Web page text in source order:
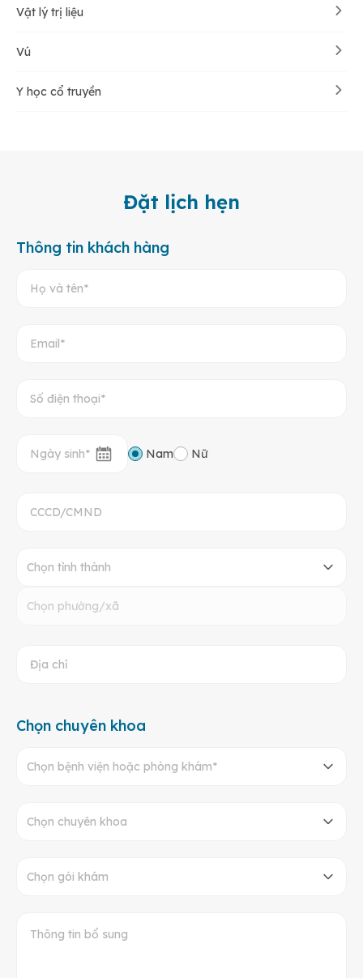
Vật lý trị liệu
Vú
Y học cổ truyền
Đặt lịch hẹn
Thông tin khách hàng
Nam Nữ
Chọn tỉnh thành
Chọn phường/xã
Chọn chuyên khoa
Chọn bệnh viện hoặc phòng khám*
Chọn chuyên khoa
Chọn gói khám